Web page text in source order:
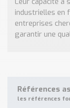
industrielles en
entreprises
garantir une
Références
les références